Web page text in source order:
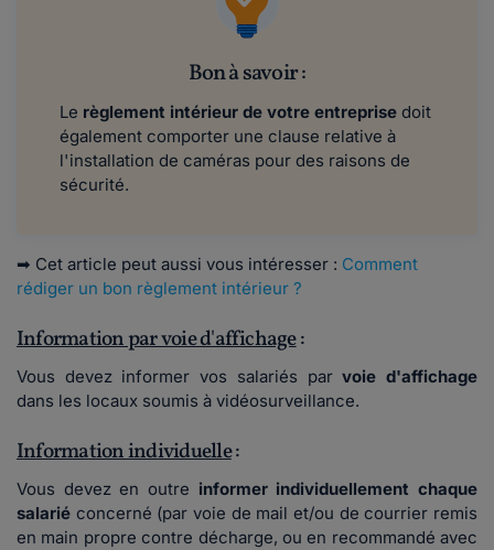
Bon à savoir :
Le règlement intérieur de votre entreprise doit
également comporter une clause relative à
l'installation de caméras pour des raisons de
sécurité.
➡ Cet article peut aussi vous intéresser : Comment
rédiger un bon règlement intérieur ?
Information par voie d'affichage:
Vous devez informer vos salariés parvoie d'affichage
dans les locaux soumis à vidéosurveillance.
Information individuelle:
Vous devez en outre informer individuellement chaque
salarié concerné (par voie de mail et/ou de courrier remis
en main propre contre décharge, ou en recommandé avec